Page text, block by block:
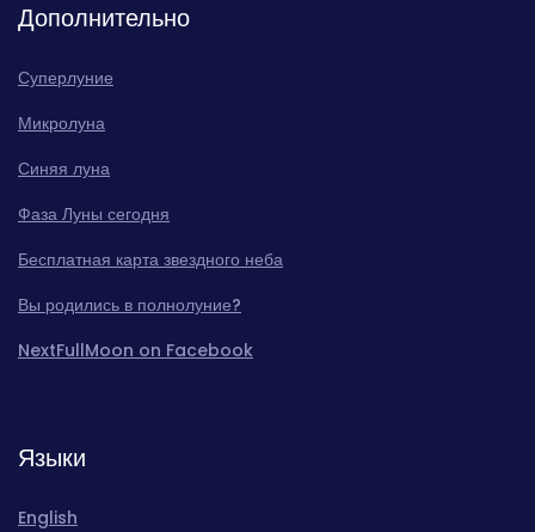
Дополнительно
Суперлуние
Микролуна
Синяя луна
Фаза Луны сегодня
Бесплатная карта звездного неба
Вы родились в полнолуние?
NextFullMoon on Facebook
Языки
English